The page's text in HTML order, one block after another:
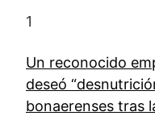
1
Un reconocido
deseó
bonaerenses tras